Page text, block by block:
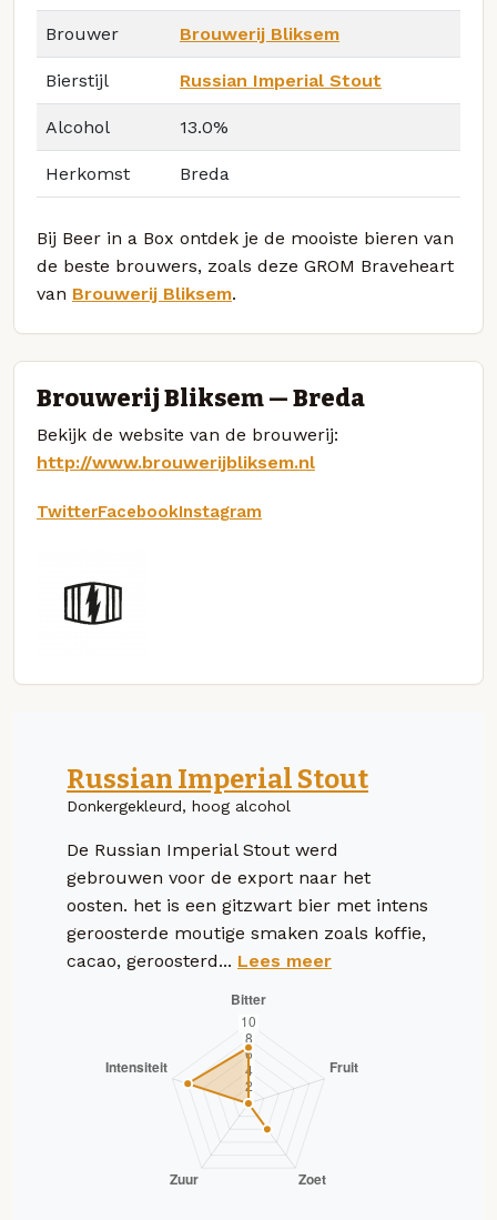
Brouwer Brouwerij Bliksem
Bierstijl Russian Imperial Stout
Alcohol 13.0%
Herkomst Breda
Bij Beer in a Box ontdek je de mooiste bieren van
de beste brouwers, zoals deze GROM Braveheart
van Brouwerij Bliksem.
Brouwerij Bliksem — Breda
Bekijk de website van de brouwerij:
http://www.brouwerijbliksem.nl
TwitterFacebookInstagram
Russian Imperial Stout
Donkergekleurd, hoog alcohol
De Russian Imperial Stout werd
gebrouwen voor de export naar het
oosten. het is een gitzwart bier met intens
geroosterde moutige smaken zoals koffie,
cacao, geroosterd... Lees meer